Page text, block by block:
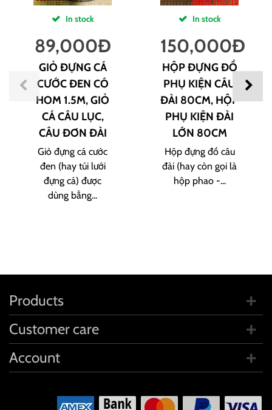
In stock
89,000Đ
GIỎ ĐỰNG CÁ
CƯỚC ĐEN CÓ
HOM 1.5M, GIỎ
CÁ CÂU LỤC,
CÂU ĐƠN ĐÀI
Giỏ đựng cá cước
đen (hay túi lưới
đựng cá) được
dùng bằng...
In stock
150,000Đ
HỘP ĐỰNG ĐỒ
PHỤ KIỆN CÂU
ĐÀI 80CM, HỘP
PHỤ KIỆN ĐÀI
LỚN 80CM
Hộp đựng đồ câu
đài (hay còn gọi là
hộp phao -...
Products
Customer care
Account